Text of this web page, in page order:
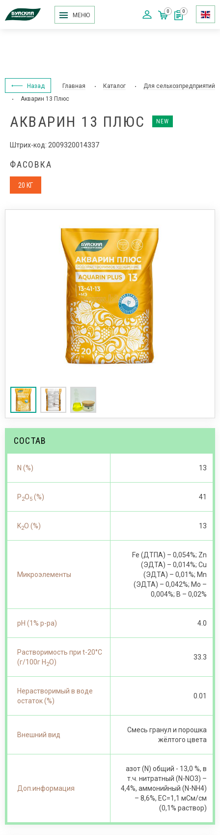
МЕНЮ
0 0
Назад Главная Каталог
Для сельхозпредприятий
Акварин 13 Плюс
АКВАРИН 13 ПЛЮС NEW
Штрих-код: 2009320014337
ФАСОВКА
20 КГ
СОСТАВ
N (%) 13
P2O5 (%) 41
K2O (%) 13
Микроэлементы
Fe (ДТПА) – 0,054%; Zn
(ЭДТА) – 0,014%; Cu
(ЭДТА) – 0,01%; Mn
(ЭДТА) – 0,042%; Mo –
0,004%; B – 0,02%
pH (1% p-pa) 4.0
Растворимость при t-20°С
(г/100г Н 2О)
33.3
Нерастворимый в воде
остаток (%)
0.01
Внешний вид
Смесь гранул и порошка
жёлтого цвета
Доп.информация
азот (N) общий - 13,0 %, в
т.ч. нитратный (N-NО3) –
4,4%, аммонийный (N-NH4)
– 8,6%, ЕС=1,1 мСм/см
(0,1% раствор)